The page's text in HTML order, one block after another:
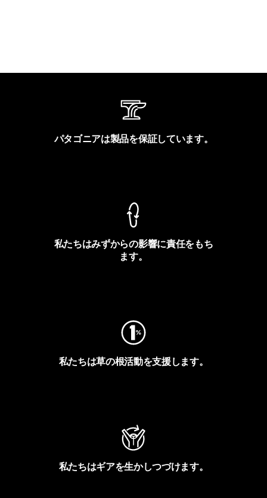
パタゴニアは製品を保証しています。
私たちはみずからの影響に責任をもち
ます。
私たちは草の根活動を支援します。
私たちはギアを生かしつづけます。